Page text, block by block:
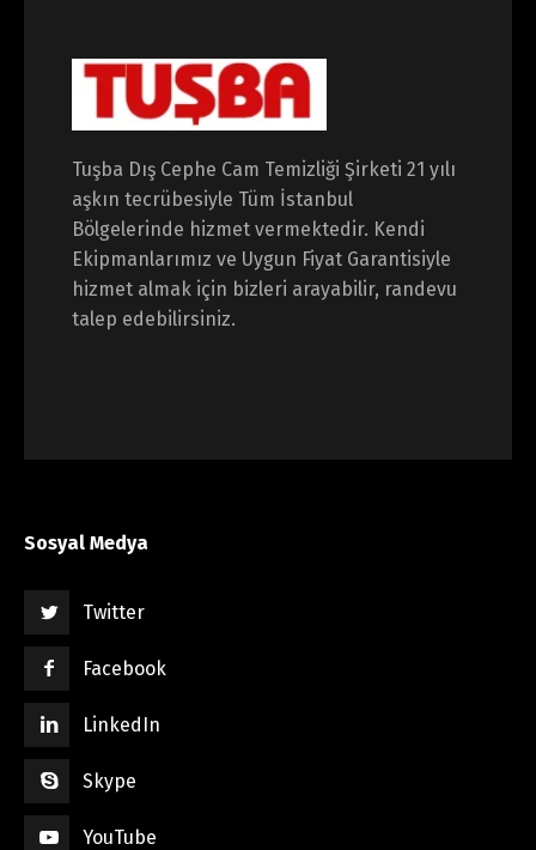
Tuşba Dış Cephe Cam Temizliği Şirketi 21 yılı
aşkın tecrübesiyle Tüm İstanbul
Bölgelerinde hizmet vermektedir. Kendi
Ekipmanlarımız ve Uygun Fiyat Garantisiyle
hizmet almak için bizleri arayabilir, randevu
talep edebilirsiniz.
Sosyal Medya
Twitter
Facebook
LinkedIn
Skype
YouTube